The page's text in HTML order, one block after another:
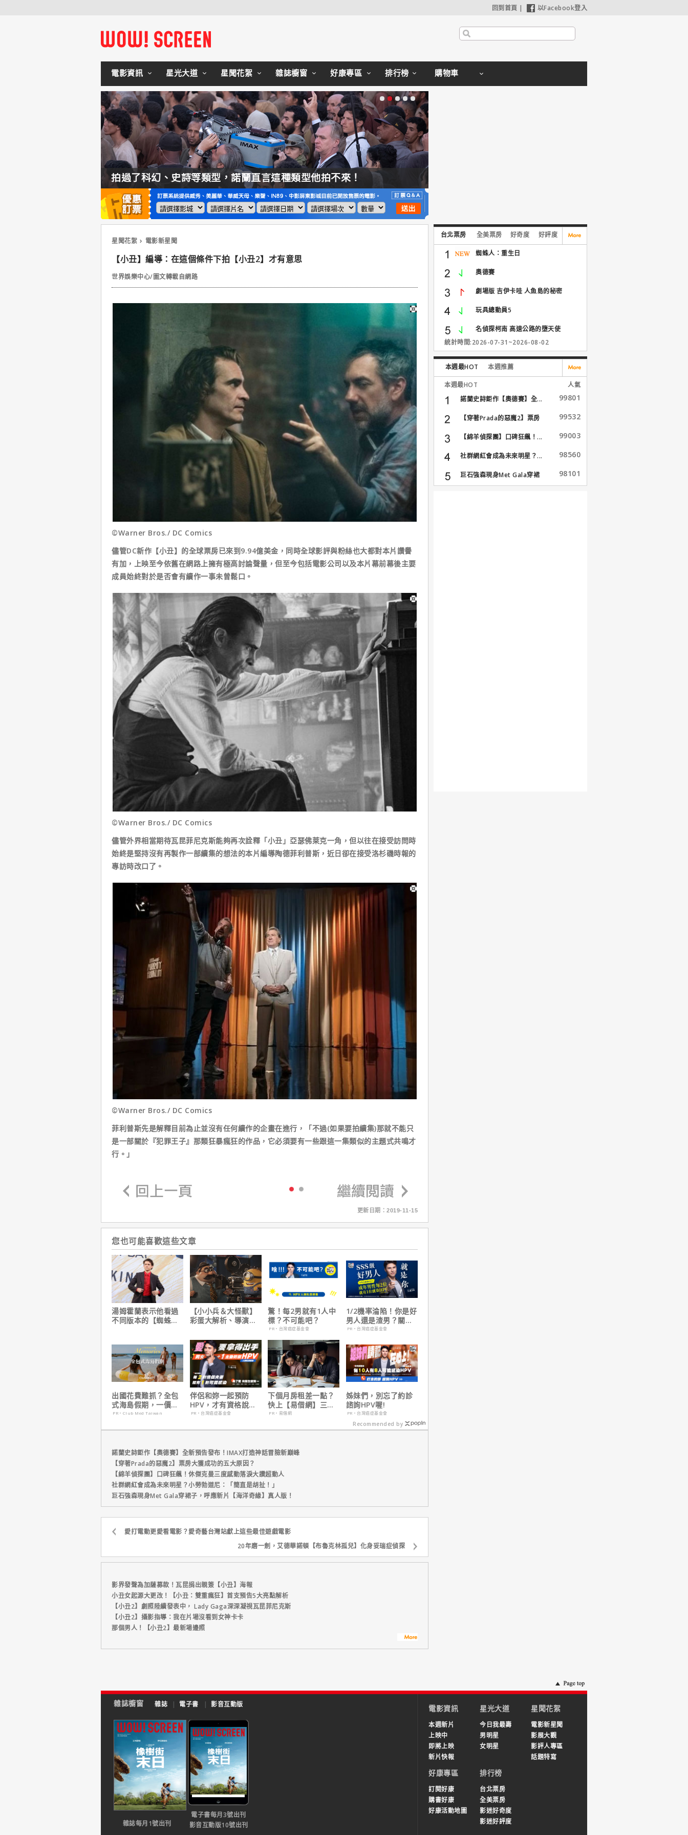
回到首頁 | 以Facebook登入
電影資訊 星光大道 星聞花絮 雜誌櫥窗 好康專區 排行榜 購物車
拍過了科幻、史詩等類型，諾蘭直言這種類型他拍不來！
星聞花絮 電影新星聞
【小丑】編導：在這個條件下拍【小丑2】才有意思
世界娛樂中心/圖文轉載自網路
©Warner Bros./ DC Comics
儘管DC新作【小丑】的全球票房已來到9.94億美金，同時全球影評與粉絲也大都對本片讚譽
有加，上映至今依舊在網路上擁有極高討論聲量，但至今包括電影公司以及本片幕前幕後主要
成員始終對於是否會有續作一事未曾鬆口。
©Warner Bros./ DC Comics
儘管外界相當期待瓦昆菲尼克斯能夠再次詮釋「小丑」亞瑟佛萊克一角，但以往在接受訪問時
始終是堅持沒有再製作一部續集的想法的本片編導陶德菲利普斯，近日卻在接受洛杉磯時報的
專訪時改口了。
©Warner Bros./ DC Comics
菲利普斯先是解釋目前為止並沒有任何續作的企畫在進行，「不過(如果要拍續集)那就不能只
是一部關於『犯罪王子』那類狂暴瘋狂的作品，它必須要有一些跟這一集類似的主題式共鳴才
行。」
更新日期：2019-11-15
您也可能喜歡這些文章
湯姆霍蘭表示他看過
不同版本的【蜘蛛
【小小兵＆大怪獸】
彩蛋大解析、導演皮
梗！
驚！每2男就有1人中
標？不可能吧？
PR・台灣癌症基金會
1/2機率淪陷！你是好
男人還是渣男？關鍵
在這
PR・台灣癌症基金會
出國花費難抓？全包
式海島假期，一價搞
定食宿玩樂，省錢更
PR・Club Med Taiwan
伴侶和妳一起預防
HPV，才有資格說愛
妳！
PR・台灣癌症基金會
下個月房租差一點？
快上【易借網】三分
鐘解決燃眉之急
PR・易借網
姊妹們，別忘了約診
諮詢HPV喔!
PR・台灣癌症基金會
Recommended by
諾蘭史詩鉅作【奧德賽】全新預告發布！IMAX打造神話冒險新巔峰
【穿著Prada的惡魔2】票房大獲成功的五大原因？
【綿羊偵探團】口碑狂飆！休傑克曼三度感動落淚大讚超動人
社群網紅會成為未來明星？小勞勃道尼：「簡直是胡扯！」
巨石強森現身Met Gala穿裙子，呼應新片【海洋奇緣】真人版！
愛打電動更愛看電影？愛奇藝台灣站獻上這些最佳遊戲電影
20年磨一劍，艾德華諾頓【布魯克林孤兒】化身妥瑞症偵探
影界發聲為加薩募款！瓦昆捐出親簽【小丑】海報
小丑女起源大更改！【小丑：雙重瘋狂】首支預告5大亮點解析
【小丑2】劇照陸續發表中， Lady Gaga深深凝視瓦昆菲尼克斯
【小丑2】攝影指導：我在片場沒看到女神卡卡
那個男人！【小丑2】最新場邊照
台北票房 全美票房 好奇度 好評度
蜘蛛人：重生日
奧德賽
劇場版 吉伊卡哇 人魚島的秘密
玩具總動員5
名偵探柯南 高速公路的墮天使
統計時間:2026-07-31~2026-08-02
本週最HOT 本週推薦
本週最HOT
人氣
諾蘭史詩鉅作【奧德賽】全...
99801
【穿著Prada的惡魔2】票房
99532
【綿羊偵探團】口碑狂飆！... 99003
社群網紅會成為未來明星？... 98560
巨石強森現身Met Gala穿裙
子...
98101
雜誌櫥窗 雜誌 | 電子書 | 影音互動版
雜誌每月1號出刊
電子書每月3號出刊
影音互動版10號出刊
電影資訊
本週新片
上映中
即將上映
新片快報
星光大道
今日我最壽
男明星
女明星
星聞花絮
電影新星聞
影展大觀
影評人專區
話題特寫
好康專區
訂閱好康
購書好康
好康活動地圖
排行榜
台北票房
全美票房
影迷好奇度
影迷好評度